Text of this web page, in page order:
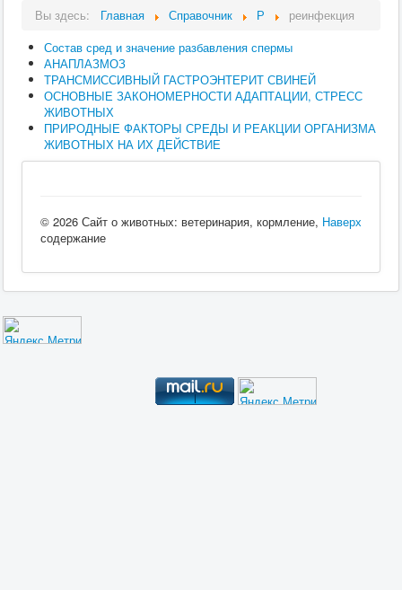
Вы здесь: Главная Справочник Р
реинфекция
Состав сред и значение разбавления спермы
АНАПЛАЗМОЗ
ТРАНСМИССИВНЫЙ ГАСТРОЭНТЕРИТ СВИНЕЙ
ОСНОВНЫЕ ЗАКОНОМЕРНОСТИ АДАПТАЦИИ, СТРЕСС
ЖИВОТНЫХ
ПРИРОДНЫЕ ФАКТОРЫ СРЕДЫ И РЕАКЦИИ ОРГАНИЗМА
ЖИВОТНЫХ НА ИХ ДЕЙСТВИЕ
Наверх
© 2026 Сайт о животных: ветеринария, кормление,
содержание